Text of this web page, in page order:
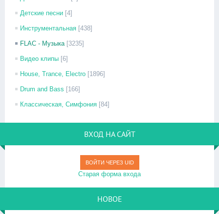
Детские песни [4]
Инструментальная [438]
FLAC - Музыка [3235]
Видео клипы [6]
House, Trance, Electro [1896]
Drum and Bass [166]
Классическая, Симфония [84]
ВХОД НА САЙТ
ВОЙТИ ЧЕРЕЗ UID
Старая форма входа
НОВОЕ